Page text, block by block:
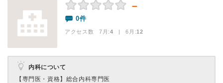
－
0件
アクセス数 7月:4 | 6月:12
内科について
【専門医・資格】 総合内科専門医